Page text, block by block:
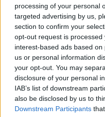
processing of your personal
targeted advertising by us,
section to confirm your
opt-out request is
interest-based ads based
us or personal information
your opt-out. You may
disclosure of your personal
IAB’s list of downstream
also be disclosed by us to
Downstream Participants
Κάρτα Αγρότη: Τι αλλάζει
χρηματοδοτήσεις
6 Αυγούστου, 2026
Νέα χρηματοδότηση 1,5
Αγιοβασιλιώτικου
6 Αυγούστου, 2026
Τι δείχνει η ιατροδικαστική